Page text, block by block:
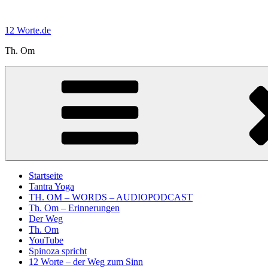
springen
12 Worte.de
Th. Om
Startseite
Tantra Yoga
TH. OM – WORDS – AUDIOPODCAST
Th. Om – Erinnerungen
Der Weg
Th. Om
YouTube
Spinoza spricht
12 Worte – der Weg zum Sinn